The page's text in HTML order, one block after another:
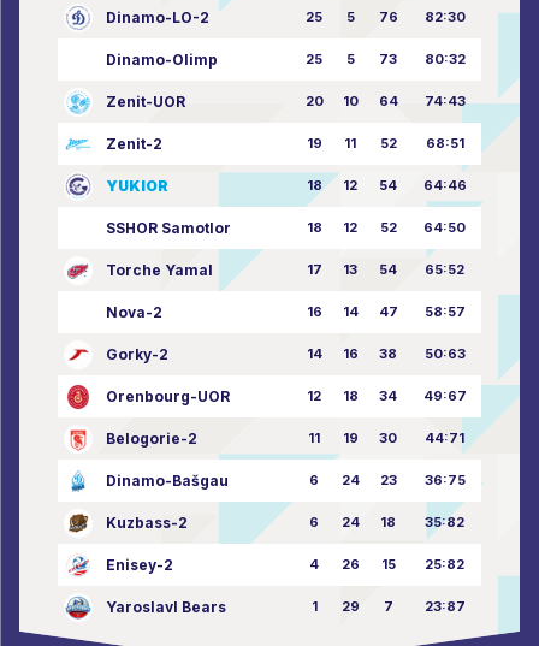
Dinamo-LO-2 25 5 76 82:30
Dinamo-Olimp 25 5 73 80:32
Zenit-UOR 20 10 64 74:43
Zenit-2 19 11 52 68:51
YUKIOR 18 12 54 64:46
SSHOR Samotlor 18 12 52 64:50
Torche Yamal 17 13 54 65:52
Nova-2 16 14 47 58:57
Gorky-2 14 16 38 50:63
Orenbourg-UOR 12 18 34 49:67
Belogorie-2 11 19 30 44:71
Dinamo-Bašgau 6 24 23 36:75
Kuzbass-2 6 24 18 35:82
Enisey-2 4 26 15 25:82
Yaroslavl Bears 1 29 7 23:87